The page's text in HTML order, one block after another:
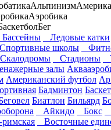
Альпинизм
Аэробика
Бег
Бассейны
Ледовые катки
школы
Стадионы
залы
Американский футбол
Бадминтон
Биатлон Бильярд
Айкидо Бокс
римская
Восточные